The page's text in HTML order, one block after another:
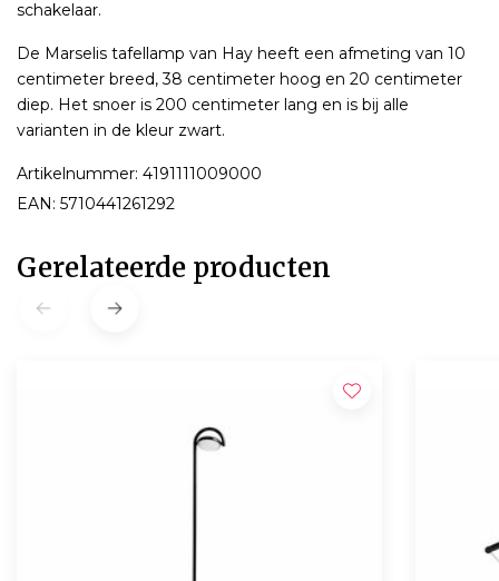
schakelaar.
De Marselis tafellamp van Hay heeft een afmeting van 10
centimeter breed, 38 centimeter hoog en 20 centimeter
diep. Het snoer is 200 centimeter lang en is bij alle
varianten in de kleur zwart.
Artikelnummer: 4191111009000
EAN: 5710441261292
Gerelateerde producten